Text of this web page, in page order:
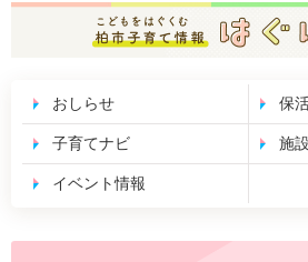
こどもをはぐくむ 柏市子育て
柏
おしらせ 保
子育てナビ 施
イベント情報